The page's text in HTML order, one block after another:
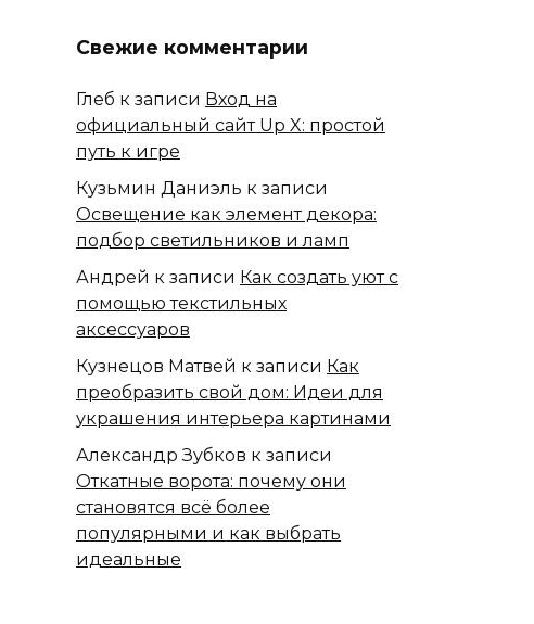
Свежие комментарии
Глеб к записи Вход на
официальный сайт Up X: простой
путь к игре
Кузьмин Даниэль к записи
Освещение как элемент декора:
подбор светильников и ламп
Андрей к записи Как создать уют с
помощью текстильных
аксессуаров
Кузнецов Матвей к записи Как
преобразить свой дом: Идеи для
украшения интерьера картинами
Александр Зубков к записи
Откатные ворота: почему они
становятся всё более
популярными и как выбрать
идеальные